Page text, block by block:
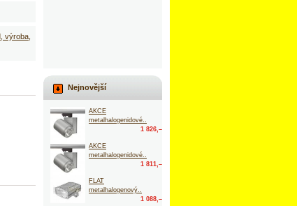
výroba,
Nejnovější
AKCE
metalhalogenidové..
1 826,–
AKCE
metalhalogenidové..
1 811,–
FLAT
metalhalogenový..
1 088,–